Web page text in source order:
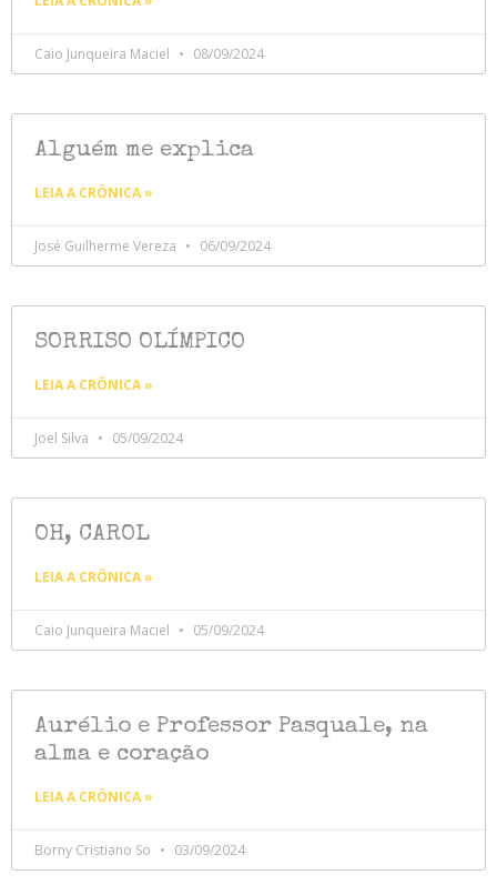
Caio Junqueira Maciel 08/09/2024
Alguém me explica
LEIA A CRÔNICA »
José Guilherme Vereza 06/09/2024
SORRISO OLÍMPICO
LEIA A CRÔNICA »
Joel Silva 05/09/2024
OH, CAROL
LEIA A CRÔNICA »
Caio Junqueira Maciel 05/09/2024
Aurélio e Professor Pasquale, na
alma e coração
LEIA A CRÔNICA »
Borny Cristiano So 03/09/2024